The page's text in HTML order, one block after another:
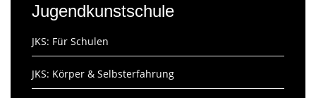
Jugendkunstschule
JKS: Für Schulen
JKS: Körper & Selbsterfahrung